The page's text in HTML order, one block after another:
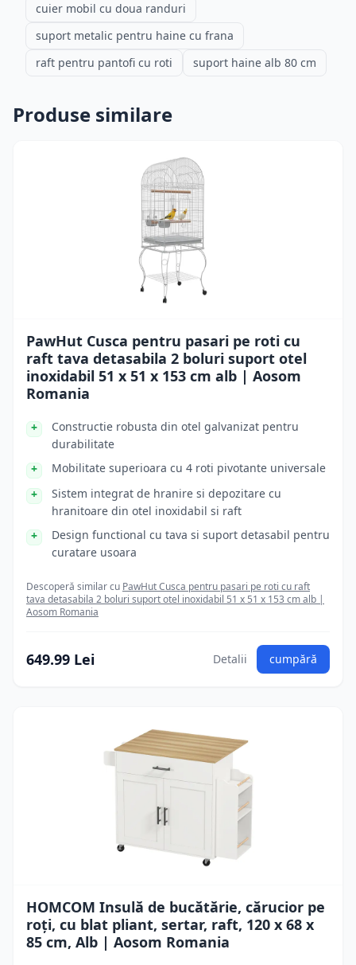
cuier mobil cu doua randuri
suport metalic pentru haine cu frana
raft pentru pantofi cu roti
suport haine alb 80 cm
Produse similare
PawHut Cusca pentru pasari pe roti cu
raft tava detasabila 2 boluri suport otel
inoxidabil 51 x 51 x 153 cm alb | Aosom
Romania
Constructie robusta din otel galvanizat pentru
durabilitate
Mobilitate superioara cu 4 roti pivotante universale
Sistem integrat de hranire si depozitare cu
hranitoare din otel inoxidabil si raft
Design functional cu tava si suport detasabil pentru
curatare usoara
Descoperă similar cu PawHut Cusca pentru pasari pe roti cu raft
tava detasabila 2 boluri suport otel inoxidabil 51 x 51 x 153 cm alb |
Aosom Romania
649.99 Lei Detalii cumpără
HOMCOM Insulă de bucătărie, cărucior pe
roți, cu blat pliant, sertar, raft, 120 x 68 x
85 cm, Alb | Aosom Romania